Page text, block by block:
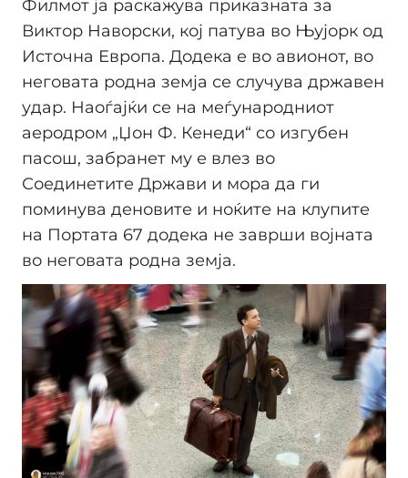
Филмот ја раскажува приказната за
Виктор Наворски, кој патува во Њујорк од
Источна Европа. Додека е во авионот, во
неговата родна земја се случува државен
удар. Наоѓајќи се на меѓународниот
аеродром „Џон Ф. Кенеди“ со изгубен
пасош, забранет му е влез во
Соединетите Држави и мора да ги
поминува деновите и ноќите на клупите
на Портата 67 додека не заврши војната
во неговата родна земја.